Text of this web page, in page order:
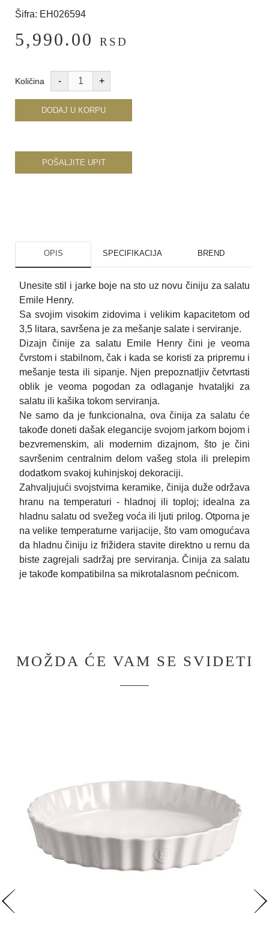
Šifra: EH026594
5,990.00 RSD
Količina
DODAJ U KORPU
POŠALJITE UPIT
OPIS SPECIFIKACIJA BREND
Unesite stil i jarke boje na sto uz novu činiju za salatu
Emile Henry.
Sa svojim visokim zidovima i velikim kapacitetom od
3,5 litara, savršena je za mešanje salate i serviranje.
Dizajn činije za salatu Emile Henry čini je veoma
čvrstom i stabilnom, čak i kada se koristi za pripremu i
mešanje testa ili sipanje. Njen prepoznatljiv četvrtasti
oblik je veoma pogodan za odlaganje hvataljki za
salatu ili kašika tokom serviranja.
Ne samo da je funkcionalna, ova činija za salatu će
takođe doneti dašak elegancije svojom jarkom bojom i
bezvremenskim, ali modernim dizajnom, što je čini
savršenim centralnim delom vašeg stola ili prelepim
dodatkom svakoj kuhinjskoj dekoraciji.
Zahvaljujući svojstvima keramike, činija duže održava
hranu na temperaturi - hladnoj ili toploj; idealna za
hladnu salatu od svežeg voća ili ljuti prilog. Otporna je
na velike temperaturne varijacije, što vam omogućava
da hladnu činiju iz frižidera stavite direktno u rernu da
biste zagrejali sadržaj pre serviranja. Činija za salatu
je takođe kompatibilna sa mikrotalasnom pećnicom.
MOŽDA ĆE VAM SE SVIDETI